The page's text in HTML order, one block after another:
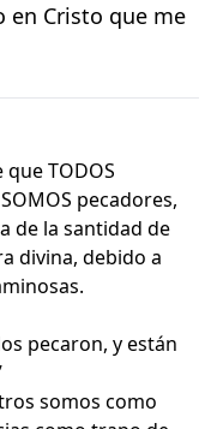
en Cristo que me
TODOS
pecadores,
de la santidad de
divina, debido a
pecaron, y están
somos como